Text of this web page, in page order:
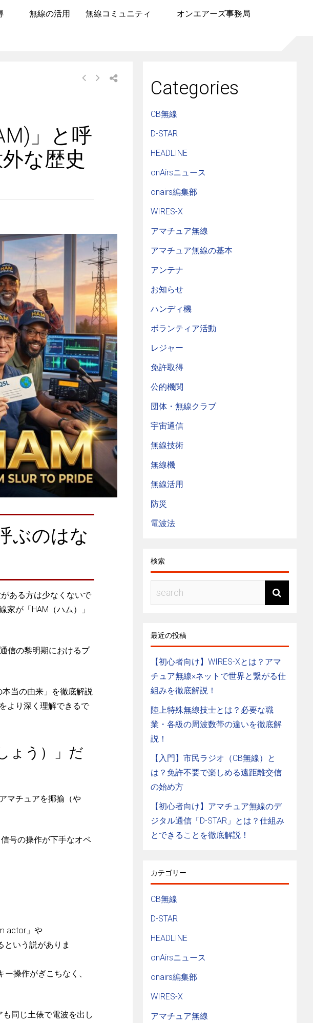
無線の活用 無線コミュニティ オンエアーズ事務局
」と呼
な歴史
ぶのはな
ある方は少なくないで
が「HAM（ハム）」
信の黎明期におけるプ
当の由来」を徹底解説
より深く理解できるで
ょう）」だ
マチュアを揶揄（や
号の操作が下手なオペ
actor」や
という説がありま
操作がぎこちなく、
同じ土俵で電波を出し
Categories
CB無線
D-STAR
HEADLINE
onAirsニュース
onairs編集部
WIRES-X
アマチュア無線
アマチュア無線の基本
アンテナ
お知らせ
ハンディ機
ボランティア活動
レジャー
免許取得
公的機関
団体・無線クラブ
宇宙通信
無線技術
無線機
無線活用
防災
電波法
検索
最近の投稿
【初心者向け】WIRES-Xとは？アマ
チュア無線×ネットで世界と繋がる仕
組みを徹底解説！
陸上特殊無線技士とは？必要な職
業・各級の周波数帯の違いを徹底解
説！
【入門】市民ラジオ（CB無線）と
は？免許不要で楽しめる遠距離交信
の始め方
【初心者向け】アマチュア無線のデ
ジタル通信「D-STAR」とは？仕組み
とできることを徹底解説！
カテゴリー
CB無線
D-STAR
HEADLINE
onAirsニュース
onairs編集部
WIRES-X
アマチュア無線